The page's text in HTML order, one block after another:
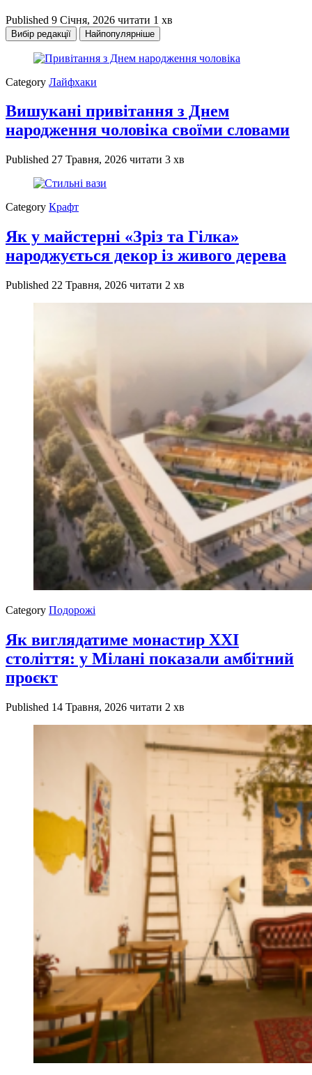
Published 9 Січня, 2026 читати 1 хв
Вибір редакції Найпопулярніше
Category Лайфхаки
Вишукані привітання з Днем
народження чоловіка своїми словами
Published 27 Травня, 2026 читати 3 хв
Category Крафт
Як у майстерні «Зріз та Гілка»
народжується декор із живого дерева
Published 22 Травня, 2026 читати 2 хв
Category Подорожі
Як виглядатиме монастир XXI
століття: у Мілані показали амбітний
проєкт
Published 14 Травня, 2026 читати 2 хв